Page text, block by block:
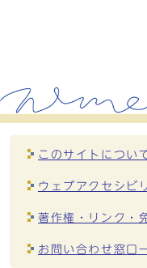
このサイトについ
ウェブアクセシビ
著作権・リンク・
お問い合わせ窓口